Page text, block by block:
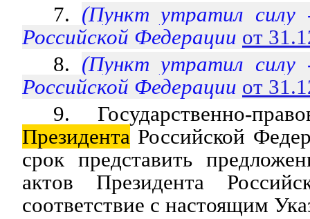
7. (Пункт утратил
Российской Федерации от
8. (Пункт утратил
Российской Федерации от
9. Государственно-
Президента Российской
срок представить
актов Президента
соответствие с настоящим